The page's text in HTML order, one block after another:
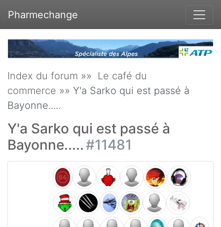
Pharmechange
Index du forum »» Le café du
commerce »» Y'a Sarko qui est passé à
Bayonne.....
Y'a Sarko qui est passé à
Bayonne.....#11481